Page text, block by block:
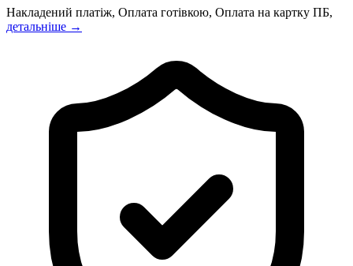
Накладений платіж, Оплата готівкою, Оплата на картку ПБ,
детальніше →